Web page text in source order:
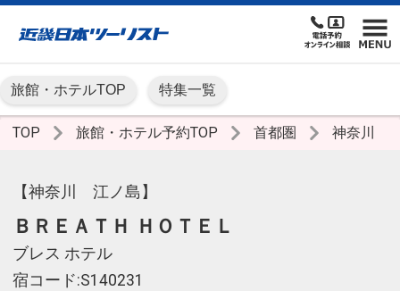
旅館・ホテルTOP 特集一覧
TOP 旅館・ホテル予約TOP 首都圏 神奈川
【神奈川 江ノ島】
ＢＲＥＡＴＨ ＨＯＴＥＬ
ブレス ホテル
宿コード:S140231